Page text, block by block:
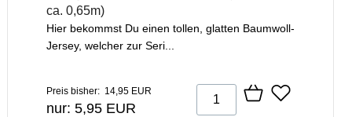
ca. 0,65m)
Hier bekommst Du einen tollen, glatten Baumwoll-
Jersey, welcher zur Seri...
Preis bisher: 14,95 EUR
nur: 5,95 EUR